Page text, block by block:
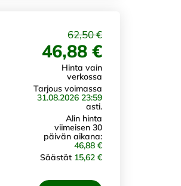
62,50 €
46,88 €
Hinta vain
verkossa
Tarjous voimassa
31.08.2026 23:59
asti.
Alin hinta
viimeisen 30
päivän aikana:
46,88 €
Säästät 15,62 €